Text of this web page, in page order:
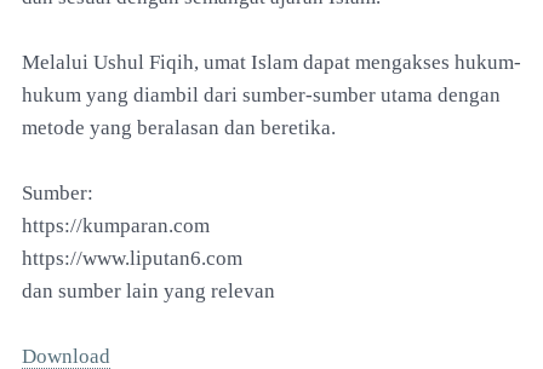
Melalui Ushul Fiqih, umat Islam dapat mengakses hukum-
hukum yang diambil dari sumber-sumber utama dengan
metode yang beralasan dan beretika.
Sumber:
https://kumparan.com
https://www.liputan6.com
dan sumber lain yang relevan
Download